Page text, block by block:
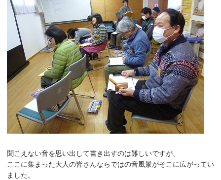
聞こえない音を思い出して書き出すのは難しいですが、
ここに集まった大人の皆さんならではの音風景がそこに広がってい
ました。